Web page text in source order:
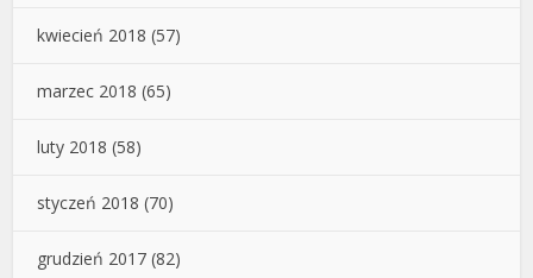
kwiecień 2018 (57)
marzec 2018 (65)
luty 2018 (58)
styczeń 2018 (70)
grudzień 2017 (82)